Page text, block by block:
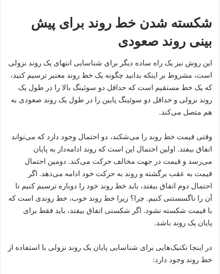
شکسته شدن خط روند برای پیش
بینی روند صعودی
این روش نیز یک راه ساده دیگر برای شناسایی انتهای یک روند نزولی
است، مشروط بر اینکه بدانید چگونه یک خط روند معتبر ترسیم کنید،
که یک خط مستقیم است که حداقل دو سوئینگ بالا را در طول یک
روند نزولی و حداقل دو سوئینگ پایین را در طول یک روند صعودی به
هم متصل می‌کند.
وقتی قیمت خط روند را می‌شکند، دو احتمال وجود دارد که می‌تواند
اتفاق بیفتد. اولین احتمال این است که روند ادامه‌دار به پایان
می‌رسد و قیمت در جهت مخالف حرکت می‌کند. دومین احتمال
قیمت به عقب برگشته و روند به حرکت خود ادامه می‌دهد. اگر
احتمال دوم اتفاق بیفتد، باید خط روند خود را دوباره ترسیم کنیم تا
آن را ناگسستنی کنیم. چرا؟ زیرا خط روند خوب، خط روندی است که
با قیمت شکسته نشود. اگر شکستی اتفاق بیفتد، باید فقط برای
پایان یک روند باشد.
در اینجا تکنیک‌هایی برای شناسایی پایان یک روند نزولی با استفاده از
خط روند وجود دارد: